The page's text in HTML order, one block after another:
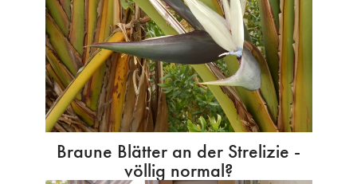
Braune Blätter an der Strelizie -
völlig normal?